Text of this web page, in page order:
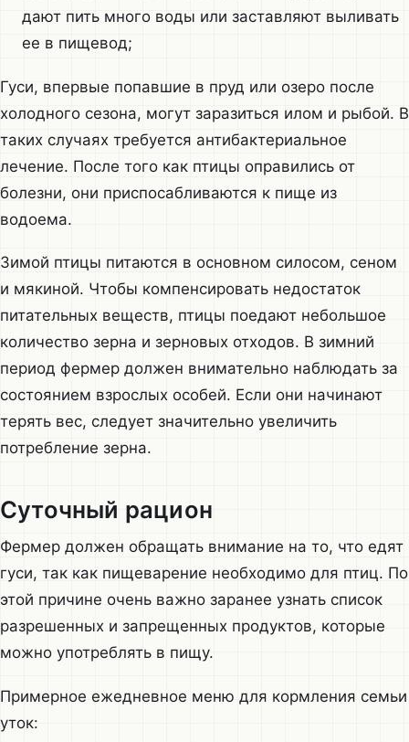
дают пить много воды или заставляют выливать
ее в пищевод;
Гуси, впервые попавшие в пруд или озеро после
холодного сезона, могут заразиться илом и рыбой. В
таких случаях требуется антибактериальное
лечение. После того как птицы оправились от
болезни, они приспосабливаются к пище из
водоема.
Зимой птицы питаются в основном силосом, сеном
и мякиной. Чтобы компенсировать недостаток
питательных веществ, птицы поедают небольшое
количество зерна и зерновых отходов. В зимний
период фермер должен внимательно наблюдать за
состоянием взрослых особей. Если они начинают
терять вес, следует значительно увеличить
потребление зерна.
Суточный рацион
Фермер должен обращать внимание на то, что едят
гуси, так как пищеварение необходимо для птиц. По
этой причине очень важно заранее узнать список
разрешенных и запрещенных продуктов, которые
можно употреблять в пищу.
Примерное ежедневное меню для кормления семьи
уток: